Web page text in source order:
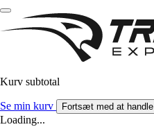
Kurv subtotal
Se min kurv Fortsæt med at handle
Loading...